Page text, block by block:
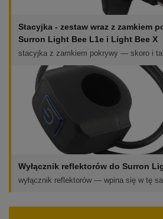
Stacyjka - zestaw wraz z zamkiem
Surron Light Bee L1e i Light Bee X
stacyjka z zamkiem pokrywy — skoro i
Wyłącznik reflektorów do Surron
wyłącznik reflektorów — wpina się w tę